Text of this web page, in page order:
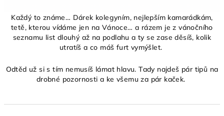
Každý to známe… Dárek kolegyním, nejlepším kamarádkám,
tetě, kterou vídáme jen na Vánoce… a rázem je z vánočního
seznamu list dlouhý až na podlahu a ty se zase děsíš, kolik
utratíš a co máš furt vymýšlet.
Odtěd už si s tím nemusíš lámat hlavu. Tady najdeš pár tipů na
drobné pozornosti a ke všemu za pár kaček.